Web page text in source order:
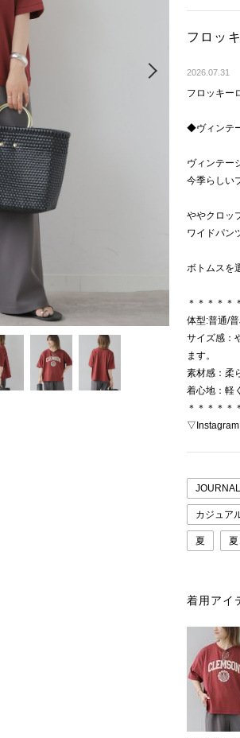
フロッ
2026.07.31
フロッキー
◆ヴィンテ
ヴィンテー
今季らしい
ややクロッ
ワイドパン
ボトムスを
＊＊＊＊＊
体型:普通/
サイズ感：
ます。
素材感：柔
着心地：軽
＊＊＊＊＊
カジュア
夏
着用アイ